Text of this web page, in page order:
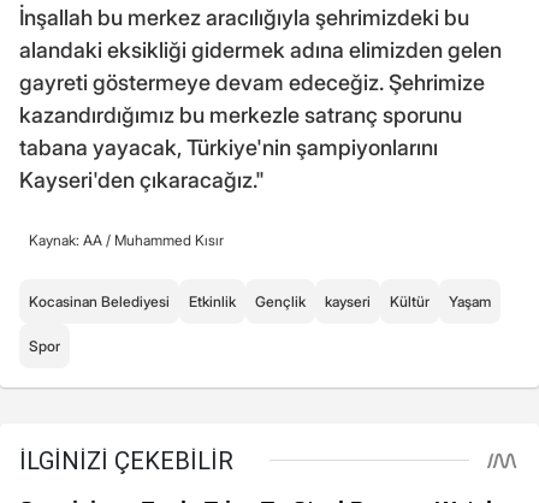
İnşallah bu merkez aracılığıyla şehrimizdeki bu
alandaki eksikliği gidermek adına elimizden gelen
gayreti göstermeye devam edeceğiz. Şehrimize
kazandırdığımız bu merkezle satranç sporunu
tabana yayacak, Türkiye'nin şampiyonlarını
Kayseri'den çıkaracağız."
Kaynak: AA / Muhammed Kısır
Kocasinan Belediyesi Etkinlik Gençlik kayseri Kültür Yaşam
Spor